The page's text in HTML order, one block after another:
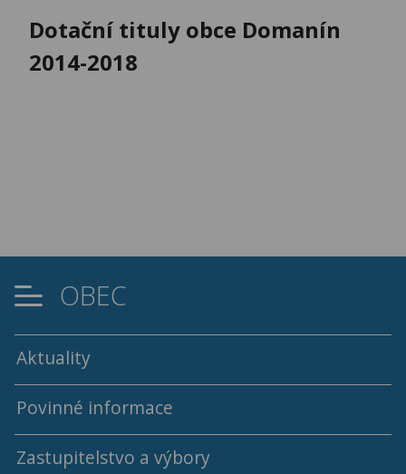
Dotační tituly obce Domanín
2014-2018
OBEC
Aktuality
Povinné informace
Zastupitelstvo a výbory